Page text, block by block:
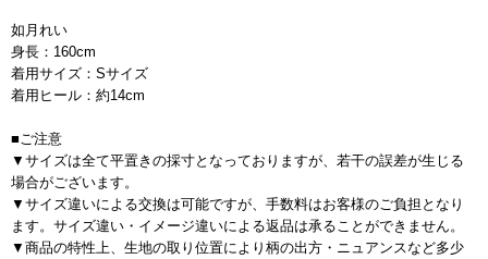
如月れい
身長：160cm
着用サイズ：Sサイズ
着用ヒール：約14cm
■ご注意
▼サイズは全て平置きの採寸となっておりますが、若干の誤差が生じる
場合がございます。
▼サイズ違いによる交換は可能ですが、手数料はお客様のご負担となり
ます。サイズ違い・イメージ違いによる返品は承ることができません。
▼商品の特性上、生地の取り位置により柄の出方・ニュアンスなど多少